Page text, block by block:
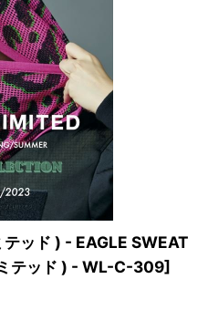
ッド ) - EAGLE SWEAT
テッド ) - WL-C-309]